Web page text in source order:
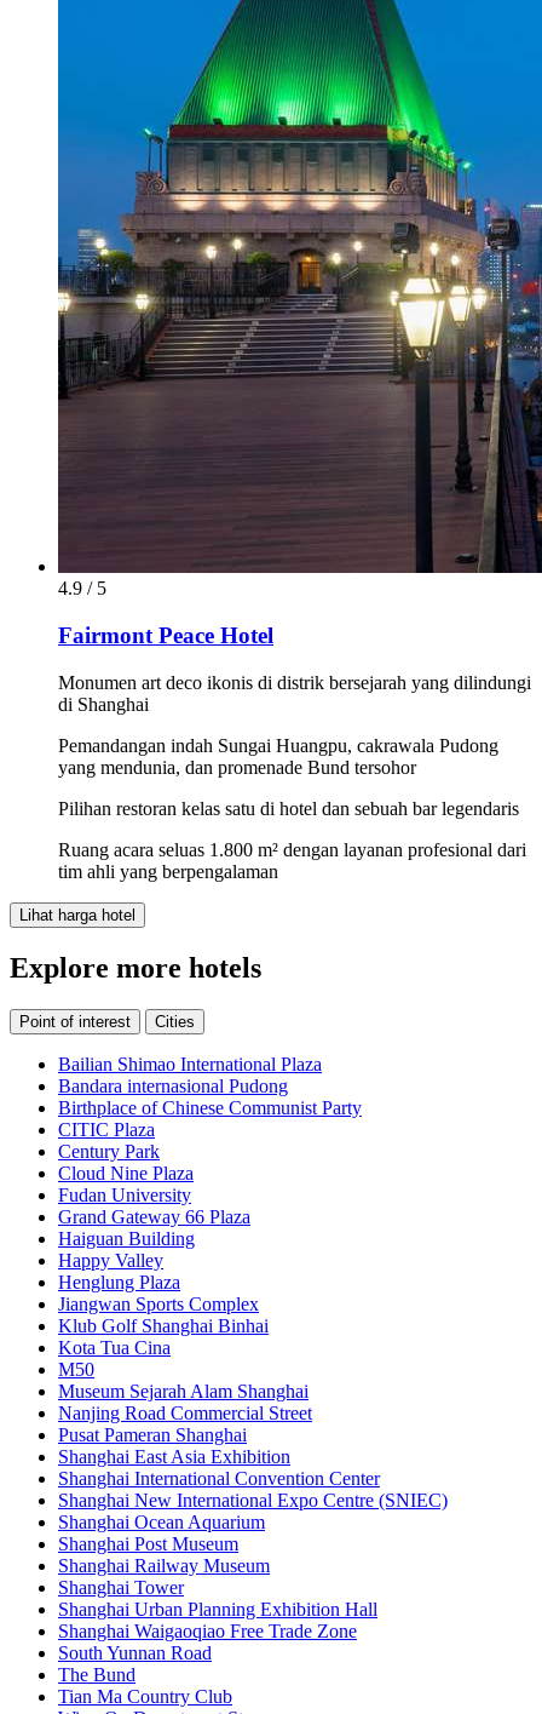
4.9 / 5
Fairmont Peace Hotel
Monumen art deco ikonis di distrik bersejarah yang dilindungi
di Shanghai
Pemandangan indah Sungai Huangpu, cakrawala Pudong
yang mendunia, dan promenade Bund tersohor
Pilihan restoran kelas satu di hotel dan sebuah bar legendaris
Ruang acara seluas 1.800 m² dengan layanan profesional dari
tim ahli yang berpengalaman
Lihat harga hotel
Explore more hotels
Point of interest Cities
Bailian Shimao International Plaza
Bandara internasional Pudong
Birthplace of Chinese Communist Party
CITIC Plaza
Century Park
Cloud Nine Plaza
Fudan University
Grand Gateway 66 Plaza
Haiguan Building
Happy Valley
Henglung Plaza
Jiangwan Sports Complex
Klub Golf Shanghai Binhai
Kota Tua Cina
M50
Museum Sejarah Alam Shanghai
Nanjing Road Commercial Street
Pusat Pameran Shanghai
Shanghai East Asia Exhibition
Shanghai International Convention Center
Shanghai New International Expo Centre (SNIEC)
Shanghai Ocean Aquarium
Shanghai Post Museum
Shanghai Railway Museum
Shanghai Tower
Shanghai Urban Planning Exhibition Hall
Shanghai Waigaoqiao Free Trade Zone
South Yunnan Road
The Bund
Tian Ma Country Club